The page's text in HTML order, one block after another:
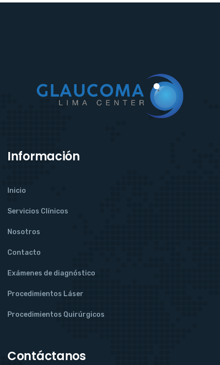
Información
Inicio
Servicios Clínicos
Nosotros
Contacto
Exámenes de diagnóstico
Procedimientos Láser
Procedimientos Quirúrgicos
Contáctanos